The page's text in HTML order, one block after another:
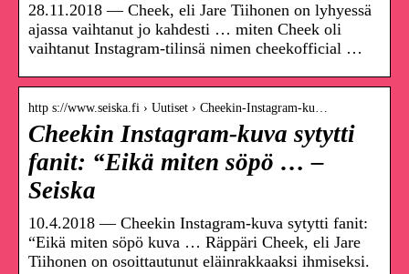
28.11.2018 — Cheek, eli Jare Tiihonen on lyhyessä
ajassa vaihtanut jo kahdesti … miten Cheek oli
vaihtanut Instagram-tilinsä nimen cheekofficial …
http s://www.seiska.fi › Uutiset › Cheekin-Instagram-ku…
Cheekin Instagram-kuva sytytti
fanit: “Eikä miten söpö … –
Seiska
10.4.2018 — Cheekin Instagram-kuva sytytti fanit:
“Eikä miten söpö kuva … Räppäri Cheek, eli Jare
Tiihonen on osoittautunut eläinrakkaaksi ihmiseksi.